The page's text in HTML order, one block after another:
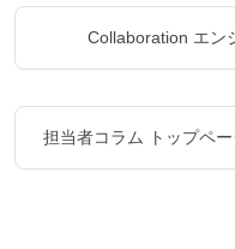
Collaboration エン
担当者コラム トップペ